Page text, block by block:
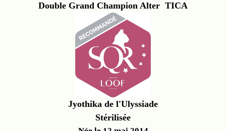
Double Grand Champion Alter TICA
Jyothika de l'Ulyssiade
Stérilisée